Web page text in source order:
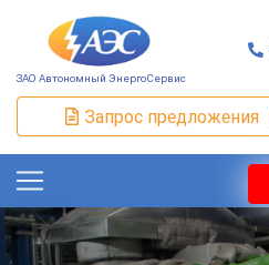
ЗАО Автономный ЭнергоСервис
Запрос предложения